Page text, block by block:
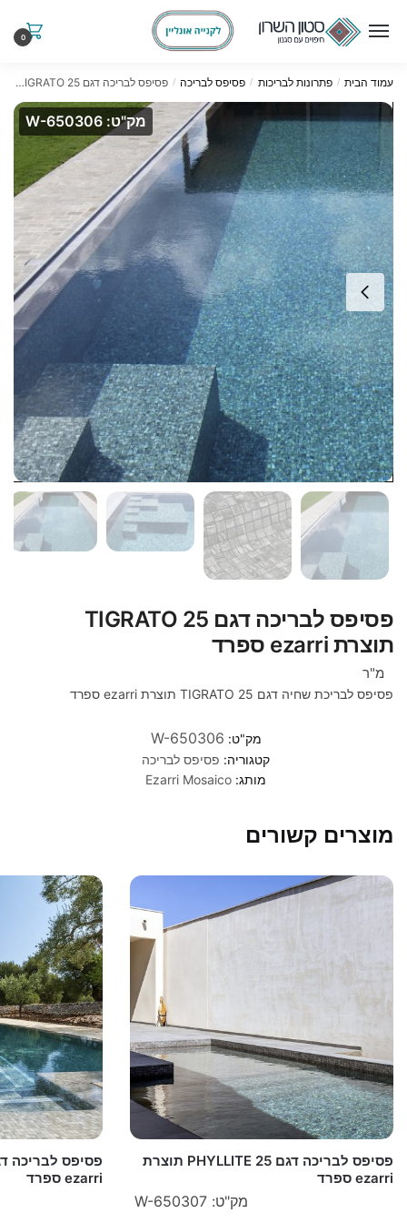
0
עמוד הבית / פתרונות לבריכות / פסיפס לבריכה / פסיפס לבריכה דגם TIGRATO 25 תוצרת ezarri ספרד
מק"ט: W-650306
פסיפס לבריכה דגם TIGRATO 25
תוצרת ezarri ספרד
מ"ר
פסיפס לבריכת שחיה דגם TIGRATO 25 תוצרת ezarri ספרד
מק"ט: W-650306
קטגוריה: פסיפס לבריכה
מותג: Ezarri Mosaico
מוצרים קשורים
פסיפס לבריכה דגם PHYLLITE 25 תוצרת
ezarri ספרד
מק"ט: W-650307
ezarri ספרד